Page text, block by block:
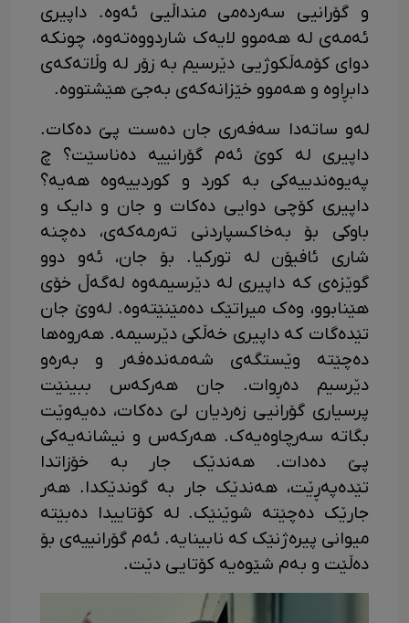
و گۆرانیی سەردەمی منداڵیی ئەوە. داپیری
ئەمەی لە هەموو لایەک شاردووەتەوە، چونکە
دوای کۆمەڵکوژیی دێرسیم بە زۆر لە وڵاتەکەی
دابڕاوە و هەموو خێزانەکەی بەجێ هێشتووە.
لەو ساتەدا سەفەری جان دەست پێ دەکات.
داپیری لە کوێ ئەم گۆرانییە دەناسێت؟ چ
پەیوەندییەکی بە کورد و کوردییەوە هەیە؟
داپیری کۆچی دوایی دەکات و جان و دایک و
باوکی بۆ بەخاکسپاردنی تەرمەکەی، دەچنە
شاری ئافیۆن لە تورکیا. بۆ جان، ئەو دوو
گوێزەی کە داپیری لە دێرسیمەوە لەگەڵ خۆی
هێنابوو، وەک میراتێک دەمێنێتەوە. لەوێ جان
تێدەگات کە داپیری خەڵکی دێرسیمە. هەروەها
دەچێتە وێستگەی شەمەندەفەر و بەرەو
دێرسیم دەڕوات. جان هەرکەس ببینێت
پرسیاری گۆرانیی زەردیان لێ دەکات، دەیەوێت
بگاتە سەرچاوەیەک. هەرکەس و نیشانەیەکی
پێ دەدات. هەندێک جار بە خۆزاتدا
تێدەپەڕێت، هەندێک جار بە گوندێکدا. هەر
جارێک دەچێتە شوێنێک. لە کۆتاییدا دەبێتە
میوانی پیرەژنێک کە نابینایە. ئەم گۆرانییەی بۆ
دەڵێت و بەم شێوەیە کۆتایی دێت.